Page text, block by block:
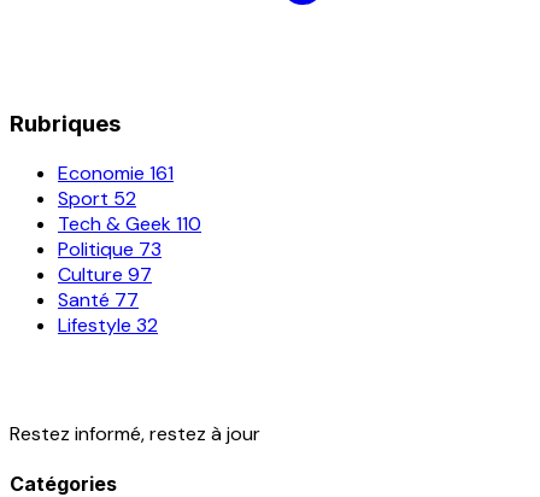
Rubriques
Economie 161
Sport 52
Tech & Geek110
Politique 73
Culture 97
Santé 77
Lifestyle 32
Restez informé, restez à jour
Catégories